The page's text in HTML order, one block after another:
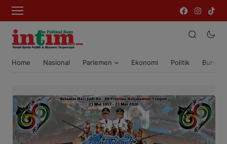
Home Nasional Parlemen Ekonomi Politik Bumi